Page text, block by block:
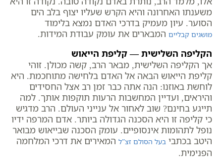
משענתו האחרונה והיא הקרש שעליו יצוף בלב הים
הסוער. עיון מעמיק בדרכי האדם נמצא בלימוד
מושגים קבליים המבארים את עומק עבודת המידות.
הקליפה השלישית — קליפת הייאוש
אך הקליפה השלישית, מבאר הרב, קשה מכולן. זוהי
קליפת הייאוש הבאה אל האדם בלחישה מתוחכמת. היא
לוחשת באוזנו: הנה אתה כבר זמן רב אצל החסידים
והיראים, ועדיין המחשבות הרעות תוקפות אותך. למה
תייגע בחינם? שוב לאחור אל ענייני העולם. הרב מדגיש
כי קליפה זו היא הסכנה הגדולה ביותר. אדם המרפה ידיו
נופל לתהומות אינסופיים. עומק הסכנה שבייאוש מבואר
היטב בכתבי בעל הסולם זצ”ל המאירים את דרכי המלחמה
הפנימית.